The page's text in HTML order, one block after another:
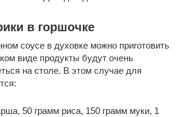
в горшочке
соусе в духовке можно приготовить
виде продукты будут очень
на столе. В этом случае для
50 грамм риса, 150 грамм муки, 1